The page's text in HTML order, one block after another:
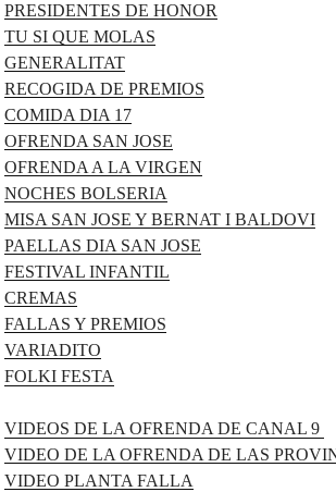
PRESIDENTES DE HONOR
TU SI QUE MOLAS
GENERALITAT
RECOGIDA DE PREMIOS
COMIDA DIA 17
OFRENDA SAN JOSE
OFRENDA A LA VIRGEN
NOCHES BOLSERIA
MISA SAN JOSE Y BERNAT I BALDOVI
PAELLAS DIA SAN JOSE
FESTIVAL INFANTIL
CREMAS
FALLAS Y PREMIOS
VARIADITO
FOLKI FESTA
VIDEOS DE LA OFRENDA DE CANAL 9
VIDEO DE LA OFRENDA DE LAS
VIDEO PLANTA FALLA